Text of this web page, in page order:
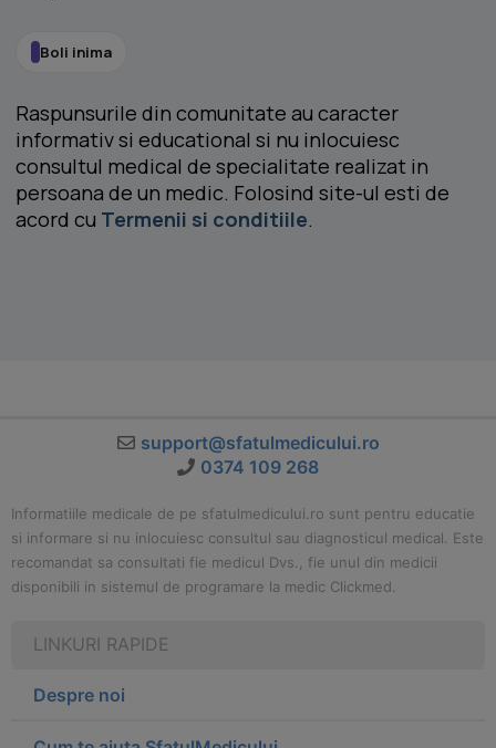
Boli inima
Raspunsurile din comunitate au caracter
informativ si educational si nu inlocuiesc
consultul medical de specialitate realizat in
persoana de un medic. Folosind site-ul esti de
acord cu Termenii si conditiile.
support@sfatulmedicului.ro
0374 109 268
Informatiile medicale de pe sfatulmedicului.ro sunt pentru educatie
si informare si nu inlocuiesc consultul sau diagnosticul medical. Este
recomandat sa consultati fie medicul Dvs., fie unul din medicii
disponibili in sistemul de programare la medic Clickmed.
LINKURI RAPIDE
Despre noi